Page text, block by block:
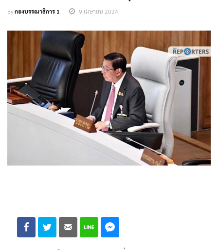
Byกองบรรณาธิการ 1 9 เมษายน 2024